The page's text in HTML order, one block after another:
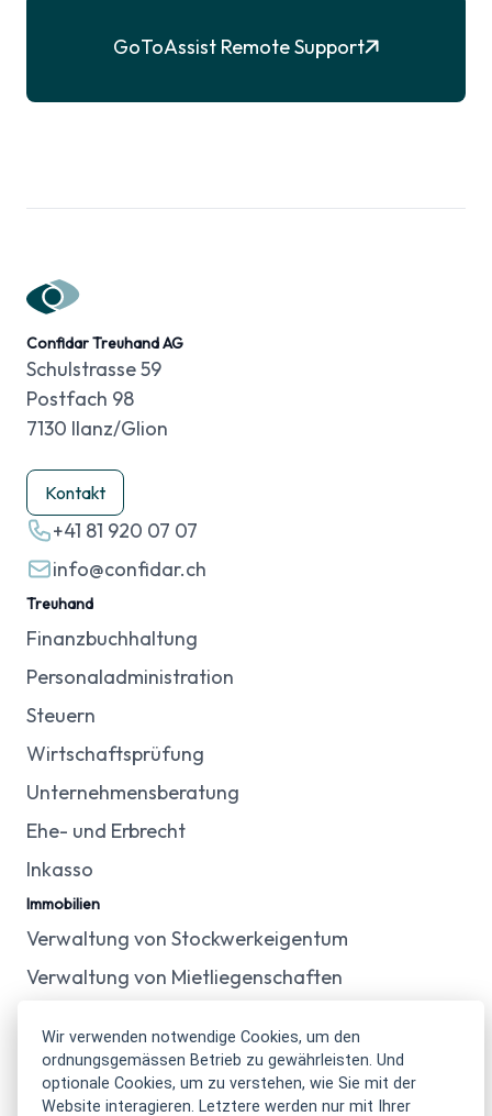
GoToAssist Remote Support
Confidar Treuhand AG
Schulstrasse 59
Postfach 98
7130 Ilanz/Glion
Kontakt
+41 81 920 07 07
info@confidar.ch
Treuhand
Finanzbuchhaltung
Personaladministration
Steuern
Wirtschaftsprüfung
Unternehmensberatung
Ehe- und Erbrecht
Inkasso
Immobilien
Verwaltung von Stockwerkeigentum
Verwaltung von Mietliegenschaften
Wir verwenden notwendige Cookies, um den
ordnungsgemässen Betrieb zu gewährleisten. Und
optionale Cookies, um zu verstehen, wie Sie mit der
Website interagieren. Letztere werden nur mit Ihrer